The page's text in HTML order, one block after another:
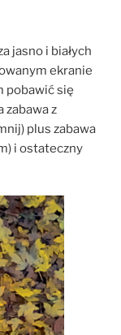
jasno i białych
ekranie
pobawić się
zabawa z
plus zabawa
i ostateczny